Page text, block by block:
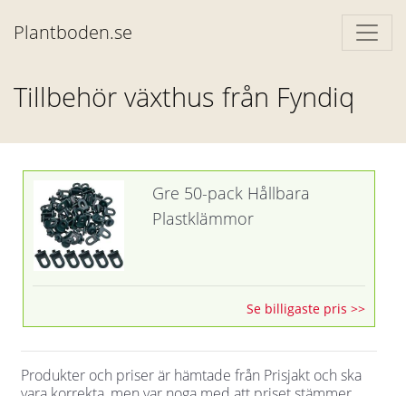
Plantboden.se
Tillbehör växthus från Fyndiq
Gre 50-pack Hållbara
Plastklämmor
Se billigaste pris >>
Produkter och priser är hämtade från Prisjakt och ska